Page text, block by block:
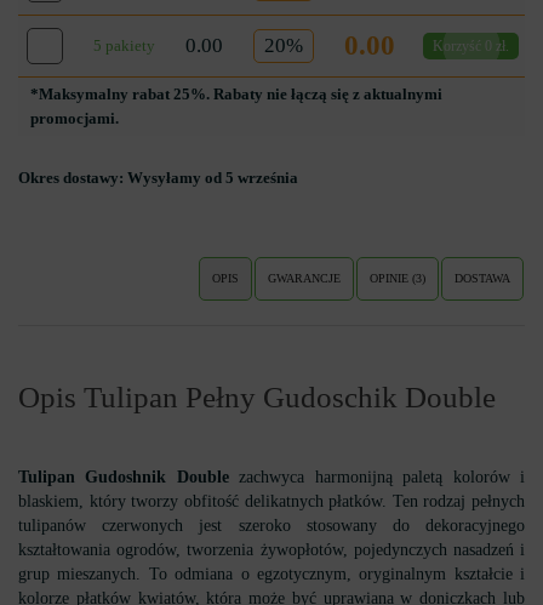
5 pakiety 0.00 20% 0.00 Korzyść 0 zł.
*Maksymalny rabat 25%. Rabaty nie łączą się z aktualnymi
promocjami.
Okres dostawy: Wysyłamy od 5 września
OPIS GWARANCJE OPINIE (3) DOSTAWA
Opis Tulipan Pełny Gudoschik Double
Tulipan Gudoshnik Doublezachwyca harmonijną paletą kolorów i
blaskiem, który tworzy obfitość delikatnych płatków. Ten rodzaj pełnych
tulipanów czerwonych jest szeroko stosowany do dekoracyjnego
kształtowania ogrodów, tworzenia żywopłotów, pojedynczych nasadzeń i
grup mieszanych. To odmiana o egzotycznym, oryginalnym kształcie i
kolorze płatków kwiatów, która może być uprawiana w doniczkach lub